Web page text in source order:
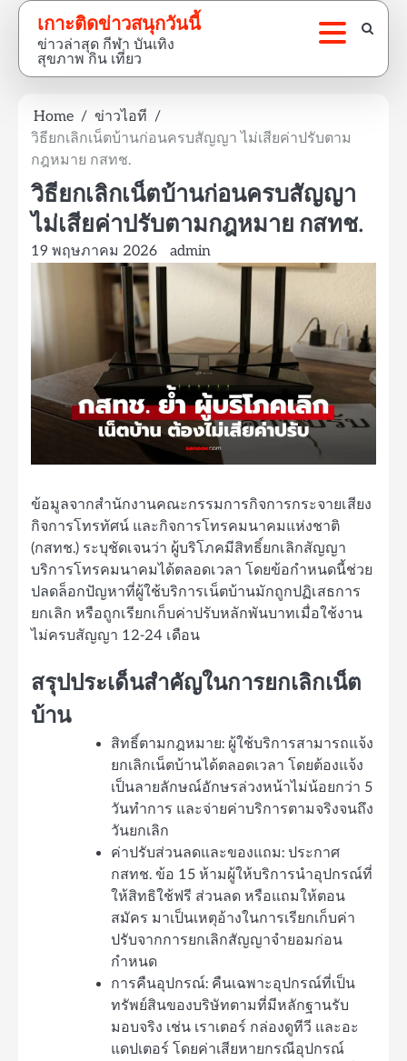
Skip
content
เกาะติดข่าวสนุกวันนี้
ข่าวล่าสุด กีฬา บันเทิง
สุขภาพ กิน เที่ยว
Home
ข่าวไอที
วิธียกเลิกเน็ตบ้านก่อนครบสัญญา ไม่เสียค่าปรับตาม
กฎหมาย กสทช.
วิธียกเลิกเน็ตบ้านก่อนครบสัญญา
ไม่เสียค่าปรับตามกฎหมาย กสทช.
19 พฤษภาคม 2026 admin
ข้อมูลจากสำนักงานคณะกรรมการกิจการกระจายเสียง
กิจการโทรทัศน์ และกิจการโทรคมนาคมแห่งชาติ
(กสทช.) ระบุชัดเจนว่า ผู้บริโภคมีสิทธิ์ยกเลิกสัญญา
บริการโทรคมนาคมได้ตลอดเวลา โดยข้อกำหนดนี้ช่วย
ปลดล็อกปัญหาที่ผู้ใช้บริการเน็ตบ้านมักถูกปฏิเสธการ
ยกเลิก หรือถูกเรียกเก็บค่าปรับหลักพันบาทเมื่อใช้งาน
ไม่ครบสัญญา 12-24 เดือน
สรุปประเด็นสำคัญในการยกเลิกเน็ต
บ้าน
สิทธิ์ตามกฎหมาย: ผู้ใช้บริการสามารถแจ้ง
ยกเลิกเน็ตบ้านได้ตลอดเวลา โดยต้องแจ้ง
เป็นลายลักษณ์อักษรล่วงหน้าไม่น้อยกว่า 5
วันทำการ และจ่ายค่าบริการตามจริงจนถึง
วันยกเลิก
ค่าปรับส่วนลดและของแถม: ประกาศ
กสทช. ข้อ 15 ห้ามผู้ให้บริการนำอุปกรณ์ที่
ให้สิทธิใช้ฟรี ส่วนลด หรือแถมให้ตอน
สมัคร มาเป็นเหตุอ้างในการเรียกเก็บค่า
ปรับจากการยกเลิกสัญญาจำยอมก่อน
กำหนด
การคืนอุปกรณ์: คืนเฉพาะอุปกรณ์ที่เป็น
ทรัพย์สินของบริษัทตามที่มีหลักฐานรับ
มอบจริง เช่น เราเตอร์ กล่องดูทีวี และอะ
แดปเตอร์ โดยค่าเสียหายกรณีอุปกรณ์